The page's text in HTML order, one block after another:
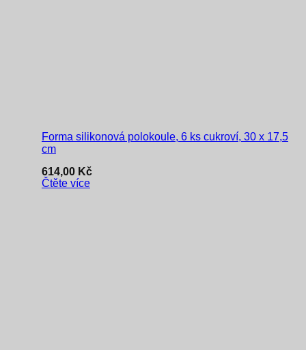
Forma silikonová polokoule, 6 ks cukroví, 30 x 17,5
cm
614,00 Kč
Čtěte více